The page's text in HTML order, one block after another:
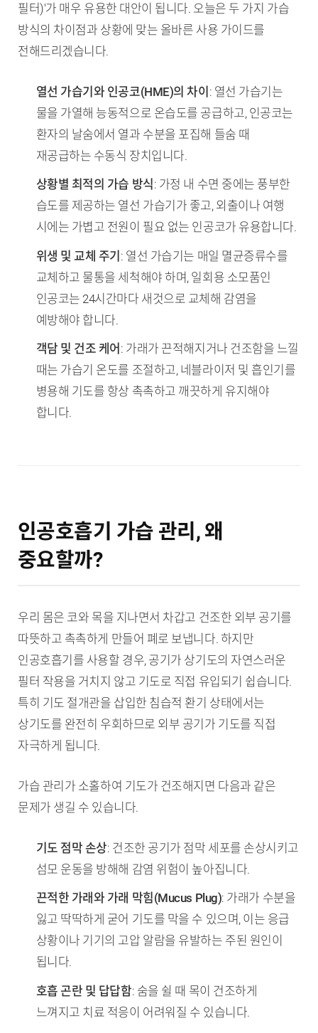
필터)'가 매우 유용한 대안이 됩니다. 오늘은 두 가지 가습
방식의 차이점과 상황에 맞는 올바른 사용 가이드를
전해드리겠습니다.
TL;DR (핵심 요약)
열선 가습기와 인공코(HME)의 차이 : 열선 가습기는
물을 가열해 능동적으로 온습도를 공급하고, 인공코는
환자의 날숨에서 열과 수분을 포집해 들숨 때
재공급하는 수동식 장치입니다.
상황별 최적의 가습 방식: 가정 내 수면 중에는 풍부한
습도를 제공하는 열선 가습기가 좋고, 외출이나 여행
시에는 가볍고 전원이 필요 없는 인공코가 유용합니다.
위생 및 교체 주기 : 열선 가습기는 매일 멸균증류수를
교체하고 물통을 세척해야 하며, 일회용 소모품인
인공코는 24시간마다 새것으로 교체해 감염을
예방해야 합니다.
객담 및 건조 케어 : 가래가 끈적해지거나 건조함을 느낄
때는 가습기 온도를 조절하고, 네블라이저 및 흡인기를
병용해 기도를 항상 촉촉하고 깨끗하게 유지해야
합니다.
인공호흡기 가습 관리, 왜
중요할까?
우리 몸은 코와 목을 지나면서 차갑고 건조한 외부 공기를
따뜻하고 촉촉하게 만들어 폐로 보냅니다. 하지만
인공호흡기를 사용할 경우, 공기가 상기도의 자연스러운
필터 작용을 거치지 않고 기도로 직접 유입되기 쉽습니다.
특히 기도 절개관을 삽입한 침습적 환기 상태에서는
상기도를 완전히 우회하므로 외부 공기가 기도를 직접
자극하게 됩니다.
가습 관리가 소홀하여 기도가 건조해지면 다음과 같은
문제가 생길 수 있습니다.
기도 점막 손상: 건조한 공기가 점막 세포를 손상시키고
섬모 운동을 방해해 감염 위험이 높아집니다.
끈적한 가래와 가래 막힘(Mucus Plug): 가래가 수분을
잃고 딱딱하게 굳어 기도를 막을 수 있으며, 이는 응급
상황이나 기기의 고압 알람을 유발하는 주된 원인이
됩니다.
호흡 곤란 및 답답함: 숨을 쉴 때 목이 건조하게
느껴지고 치료 적응이 어려워질 수 있습니다.